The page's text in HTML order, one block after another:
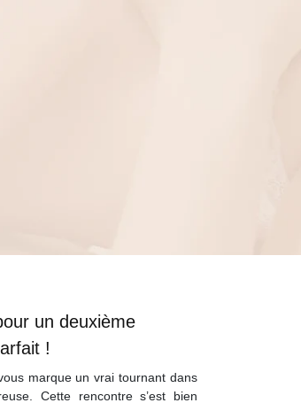
un deuxième
!
marque un vrai tournant dans
Cette rencontre s’est bien